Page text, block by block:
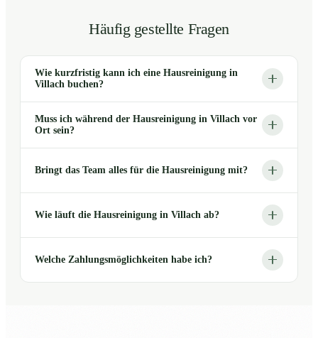
Häufig gestellte Fragen
Wie kurzfristig kann ich eine Hausreinigung in
Villach buchen?
Muss ich während der Hausreinigung in Villach vor
Ort sein?
Bringt das Team alles für die Hausreinigung mit?
Wie läuft die Hausreinigung in Villach ab?
Welche Zahlungsmöglichkeiten habe ich?